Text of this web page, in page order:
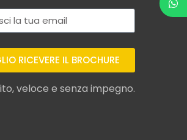
nel renting di macchinari
per assicurare affidabilità durante
in cantiere. Tra le più importanti
sono incluse:
RICEVERE IL BROCHURE
veloce e senza impegno.